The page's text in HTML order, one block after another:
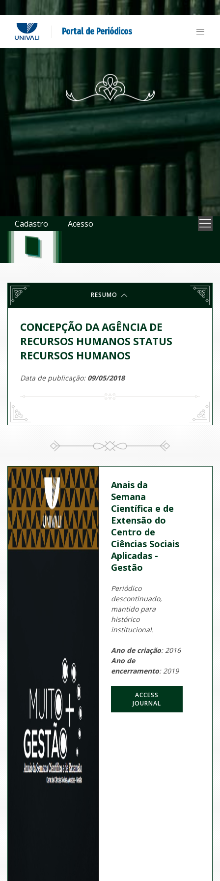
Portal de Periódicos
Cadastro Acesso
RESUMO
CONCEPÇÃO DA AGÊNCIA DE
RECURSOS HUMANOS STATUS
RECURSOS HUMANOS
Data de publicação: 09/05/2018
Anais da
Semana
Científica e de
Extensão do
Centro de
Ciências Sociais
Aplicadas -
Gestão
Periódico
descontinuado,
mantido para
histórico
institucional.
Ano de criação: 2016
Ano de
encerramento: 2019
ACCESS
JOURNAL